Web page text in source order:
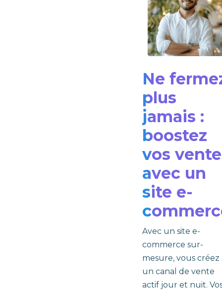
Ne
plus
jamais :
boostez
vos
avec un
site e-
Avec un site e-
commerce sur-
mesure, vous créez
un canal de vente
actif jour et nuit.